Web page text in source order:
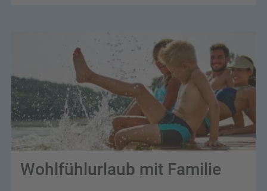
Wohlfühlurlaub mit Familie